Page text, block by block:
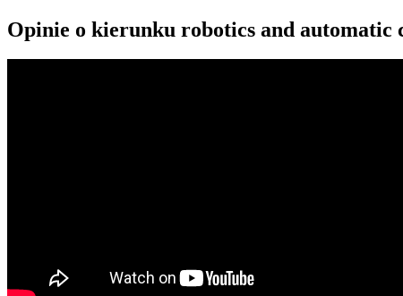
Opinie o kierunku robotics and automatic